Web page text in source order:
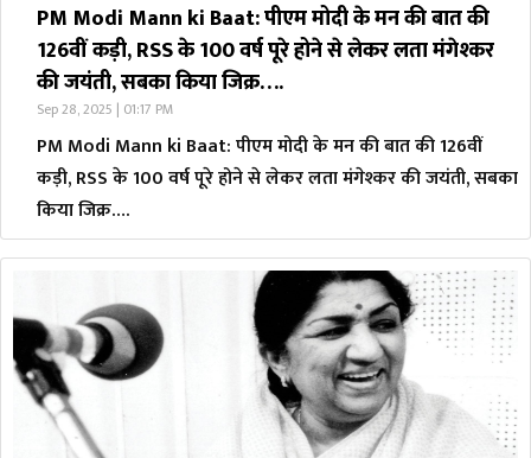
PM Modi Mann ki Baat: पीएम मोदी के मन की बात की
126वीं कड़ी, RSS के 100 वर्ष पूरे होने से लेकर लता मंगेश्कर
की जयंती, सबका किया जिक्र….
Sep 28, 2025 | 01:17 PM
PM Modi Mann ki Baat: पीएम मोदी के मन की बात की 126वीं
कड़ी, RSS के 100 वर्ष पूरे होने से लेकर लता मंगेश्कर की जयंती, सबका
किया जिक्र….